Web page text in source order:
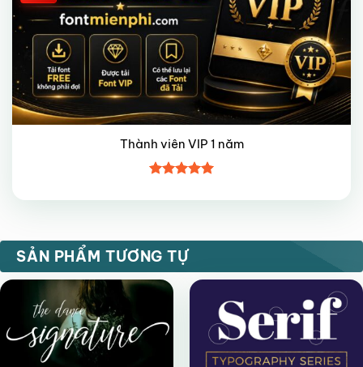
Thành viên VIP 1 năm
hạng55
SẢN PHẨM TƯƠNG TỰ
FREE